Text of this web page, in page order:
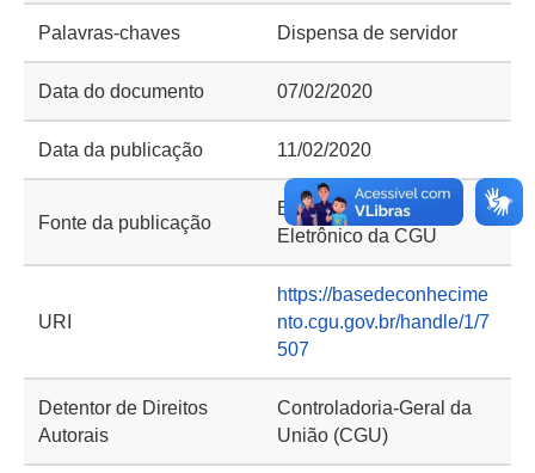
Palavras-chaves Dispensa de servidor
Data do documento 07/02/2020
Data da publicação 11/02/2020
Fonte da publicação
Boletim de Serviço
Eletrônico da CGU
URI
https://basedeconhecime
nto.cgu.gov.br/handle/1/7
507
Detentor de Direitos
Autorais
Controladoria-Geral da
União (CGU)